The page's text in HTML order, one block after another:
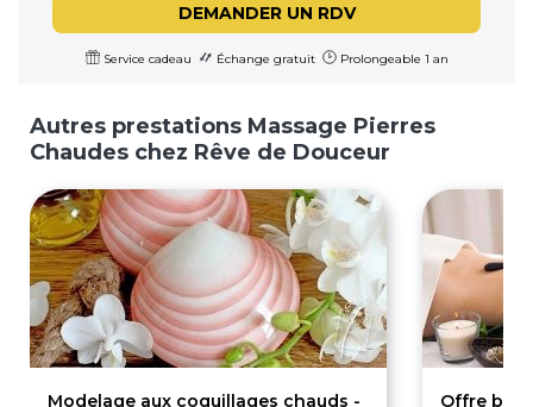
DEMANDER UN RDV
Service cadeau Échange gratuit Prolongeable 1 an
Autres prestations Massage Pierres
Chaudes chez Rêve de Douceur
Modelage aux coquillages chauds - Offre